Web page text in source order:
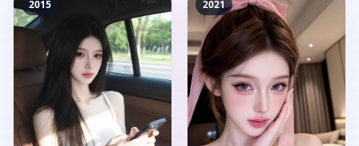
2015 2021